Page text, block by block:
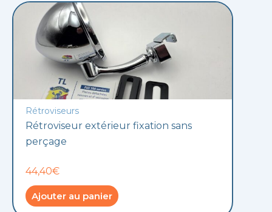
Rétroviseurs
Rétroviseur extérieur fixation sans
perçage
44,40€
Ajouter au panier